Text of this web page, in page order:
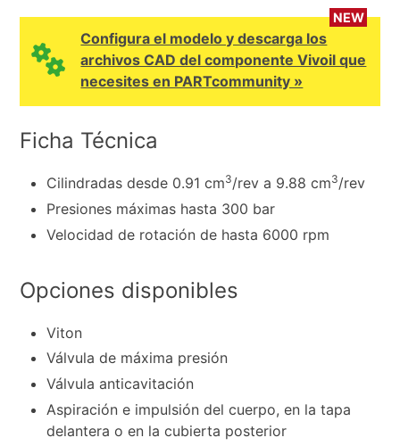
NEW
Configura el modelo y descarga los
archivos CAD del componente Vivoil que
necesites en PARTcommunity »
Ficha Técnica
Cilindradas desde 0.91 cm3/rev a 9.88 cm3/rev
Presiones máximas hasta 300 bar
Velocidad de rotación de hasta 6000 rpm
Opciones disponibles
Viton
Válvula de máxima presión
Válvula anticavitación
Aspiración e impulsión del cuerpo, en la tapa
delantera o en la cubierta posterior